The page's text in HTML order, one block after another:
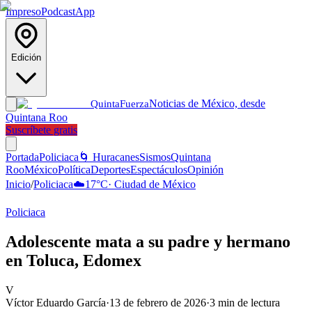
ImpresoPodcastApp
Edición
QuintaFuerzaNoticias de México, desde
Quintana Roo
Suscríbete gratis
PortadaPoliciaca 🌀 HuracanesSismosQuintana
RooMéxicoPolíticaDeportesEspectáculosOpinión
Inicio/Policiaca☁️17°C· Ciudad de México
Policiaca
Adolescente mata a su padre y hermano
en Toluca, Edomex
V
Víctor Eduardo García·13 de febrero de 2026·3 min de lectura